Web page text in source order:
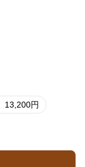
13,200円